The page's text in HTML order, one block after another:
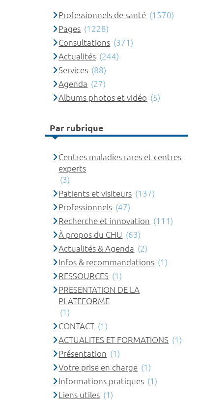
Professionnels de santé (1570)
Pages (1228)
Consultations (371)
Actualités (244)
Services (88)
Agenda (27)
Albums photos et vidéo (5)
Par rubrique
Centres maladies rares et centres
experts
(3)
Patients et visiteurs (137)
Professionnels (47)
Recherche et innovation (111)
À propos du CHU (63)
Actualités & Agenda (2)
Infos & recommandations (1)
RESSOURCES (1)
PRESENTATION DE LA
PLATEFORME
(1)
CONTACT (1)
ACTUALITES ET FORMATIONS (1)
Présentation (1)
Votre prise en charge (1)
Informations pratiques (1)
Liens utiles (1)